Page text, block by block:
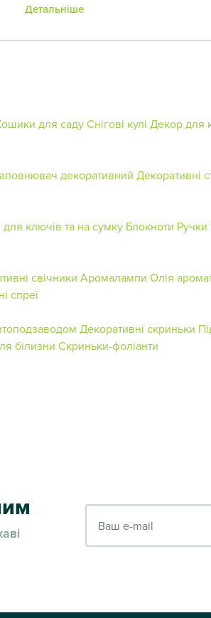
Детальніше
для садуСнігові кулі Декор для
декоративний Декоративні
ключів та на сумку Блокноти Ручки
свічники Аромалампи Олія
спреї
Декоративні скриньки
білизни Скриньки-фоліанти